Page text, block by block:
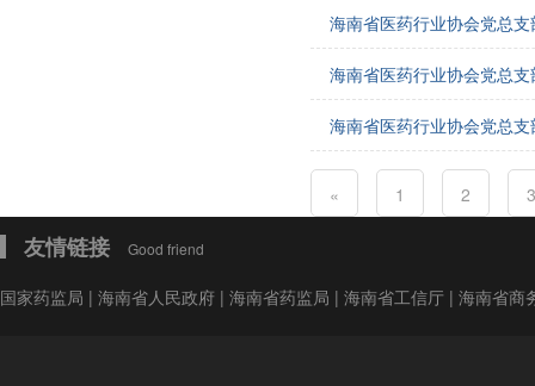
海南省医药行业协会党总
海南省医药行业协会党总
海南省医药行业协会党总
« 1 2 3
友情链接 Good friend
国家药监局 | 海南省人民政府 | 海南省药监局 | 海南省工信厅 | 海南省商